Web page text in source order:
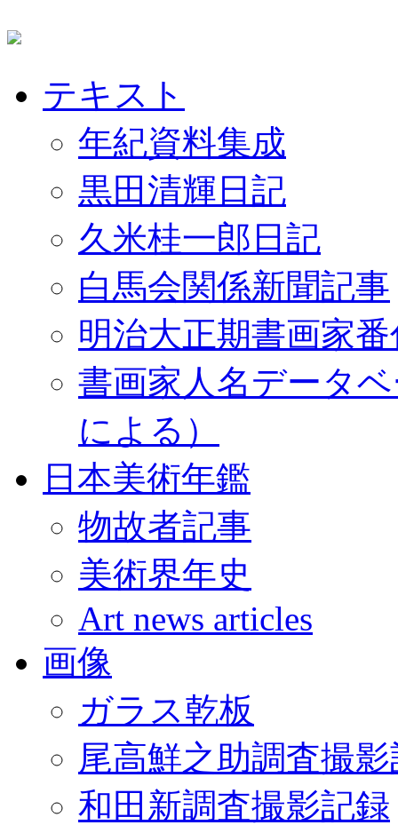
テキスト
年紀資料集成
黒田清輝日記
久米桂一郎日記
白馬会関係新聞記事
明治大正期書画家
書画家人名データ
による）
日本美術年鑑
物故者記事
美術界年史
Art news articles
画像
ガラス乾板
尾高鮮之助調査撮
和田新調査撮影記録